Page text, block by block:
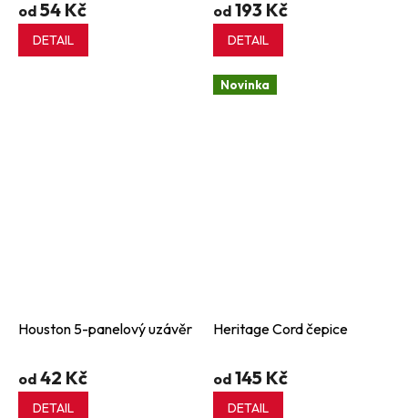
od 54 Kč
DETAIL
od 193 Kč
DETAIL
Houston 5-panelový uzávěr
od 42 Kč
DETAIL
Novinka
Heritage Cord čepice
od 145 Kč
DETAIL